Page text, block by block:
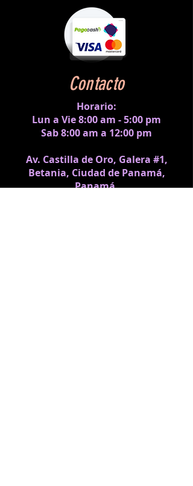
Contacto
Horario:
Lun a Vie 8:00 am - 5:00 pm
Sab 8:00 am a 12:00 pm
Av. Castilla de Oro, Galera #1,
Betania, Ciudad de Panamá,
Panamá.